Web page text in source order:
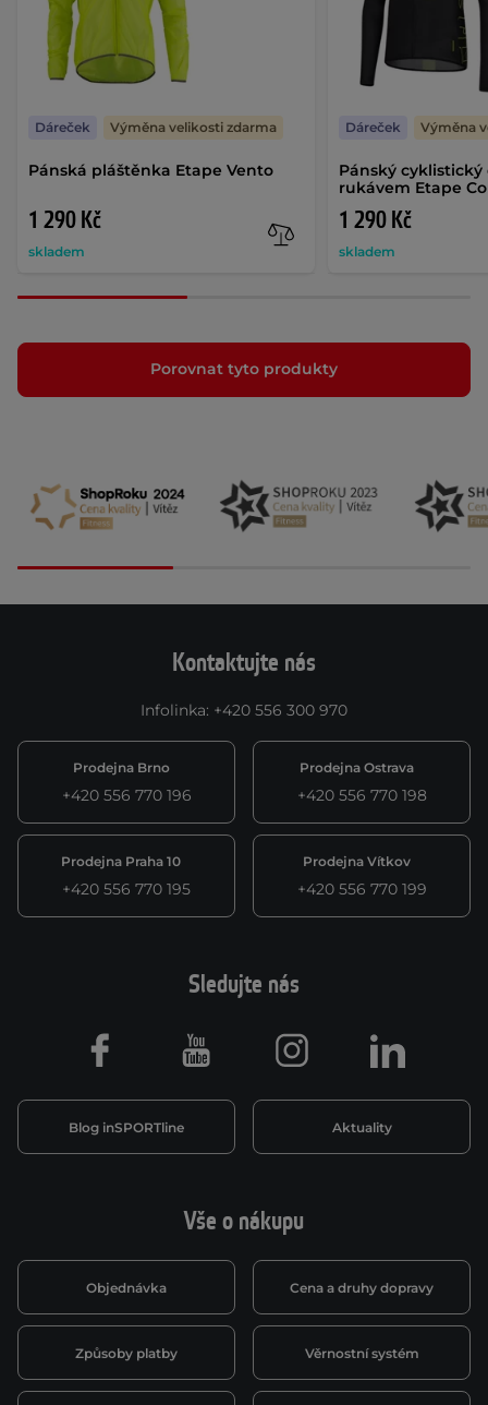
Pánská pláštěnka Etape Vento
1 290 Kč
skladem
Dáreček Výměna velikosti zdarma
Pánský
rukávem Etape
1 290 Kč
skladem
Dáreček Výměna
Porovnat tyto produkty
Kontaktujte nás
Infolinka: +420 556 300 970
Prodejna Brno
+420 556 770 196
Prodejna Ostrava
+420 556 770 198
Prodejna Praha 10
+420 556 770 195
Prodejna Vítkov
+420 556 770 199
Vše o nákupu
Objednávka Cena a druhy dopravy
Způsoby platby Věrnostní systém
Sledujte nás
Blog inSPORTline Aktuality
Facebook Youtube Instagram LinkedIn